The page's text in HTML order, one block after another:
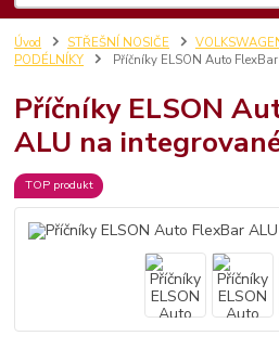
Úvod STŘEŠNÍ NOSIČE
PODÉLNÍKY
Příčníky ELSON Auto
Příčníky ELSON
ALU na
TOP produkt